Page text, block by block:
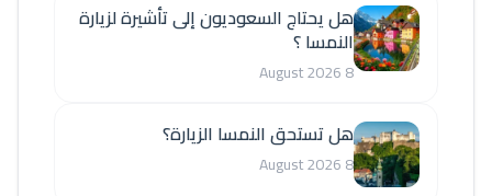
هل يحتاج السعوديون إلى تأشيرة لزيارة
النمسا ؟
8 August 2026
هل تستحق النمسا الزيارة؟
8 August 2026